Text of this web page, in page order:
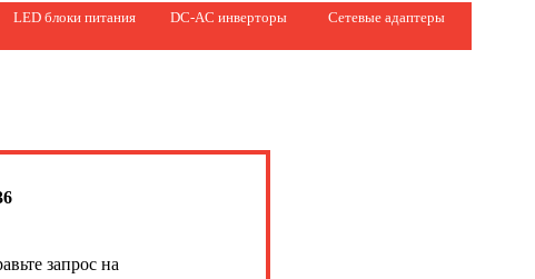
LED блоки питания DC-AC инверторы Сетевые адаптеры
запрос на